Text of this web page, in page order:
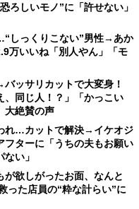
ろしいモノ”に「許せない」
しっくりこない”男性→あか
万いいね「別人やん」「モ
バッサリカットで大変身！
、同じ人！？」「かっこい
大絶賛の声
れ…カットで解決→イケオジ
ターに「うちの夫もお願い
い」
が欲しがったお面、なんと
た店員の“粋な計らい”に